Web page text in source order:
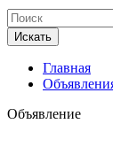
Искать
Главная
Объявление